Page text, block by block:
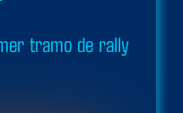
tramo de rally